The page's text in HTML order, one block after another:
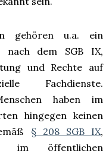
gehören u.a. ein
nach dem SGB IX,
und Rechte auf
Fachdienste.
haben im
hingegen keinen
§ 208 SGB IX,
im öffentlichen